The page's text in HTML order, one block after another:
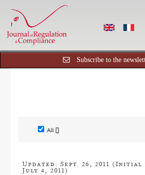
Subscribe to the
All []
Updated: Sept. 26, 2011
July 4, 2011)